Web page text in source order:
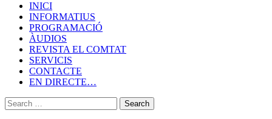
INICI
INFORMATIUS
PROGRAMACIÓ
ÀUDIOS
REVISTA EL COMTAT
SERVICIS
CONTACTE
EN DIRECTE…